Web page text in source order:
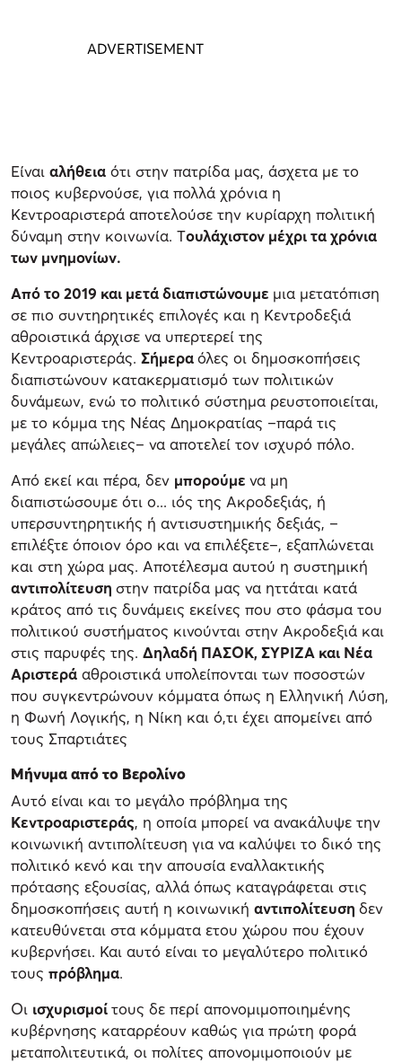
Είναι αλήθεια ότι στην πατρίδα μας, άσχετα με το
ποιος κυβερνούσε, για πολλά χρόνια η
Κεντροαριστερά αποτελούσε την κυρίαρχη πολιτική
δύναμη στην κοινωνία. Τουλάχιστον μέχρι τα χρόνια
των μνημονίων.
Από το 2019 και μετά διαπιστώνουμε μια μετατόπιση
σε πιο συντηρητικές επιλογές και η Κεντροδεξιά
αθροιστικά άρχισε να υπερτερεί της
Κεντροαριστεράς. Σήμεραόλες οι δημοσκοπήσεις
διαπιστώνουν κατακερματισμό των πολιτικών
δυνάμεων, ενώ το πολιτικό σύστημα ρευστοποιείται,
με το κόμμα της Νέας Δημοκρατίας –παρά τις
μεγάλες απώλειες– να αποτελεί τον ισχυρό πόλο.
Από εκεί και πέρα, δεν μπορούμε να μη
διαπιστώσουμε ότι ο... ιός της Ακροδεξιάς, ή
υπερσυντηρητικής ή αντισυστημικής δεξιάς, –
επιλέξτε όποιον όρο και να επιλέξετε–, εξαπλώνεται
και στη χώρα μας. Αποτέλεσμα αυτού η συστημική
αντιπολίτευση στην πατρίδα μας να ηττάται κατά
κράτος από τις δυνάμεις εκείνες που στο φάσμα του
πολιτικού συστήματος κινούνται στην Ακροδεξιά και
στις παρυφές της. Δηλαδή ΠΑΣΟΚ, ΣΥΡΙΖΑ και Νέα
Αριστερά αθροιστικά υπολείπονται των ποσοστών
που συγκεντρώνουν κόμματα όπως η Ελληνική Λύση,
η Φωνή Λογικής, η Νίκη και ό,τι έχει απομείνει από
τους Σπαρτιάτες
Μήνυμα από το Βερολίνο
Αυτό είναι και το μεγάλο πρόβλημα της
Κεντροαριστεράς, η οποία μπορεί να ανακάλυψε την
κοινωνική αντιπολίτευση για να καλύψει το δικό της
πολιτικό κενό και την απουσία εναλλακτικής
πρότασης εξουσίας, αλλά όπως καταγράφεται στις
δημοσκοπήσεις αυτή η κοινωνική αντιπολίτευση δεν
κατευθύνεται στα κόμματα ετου χώρου που έχουν
κυβερνήσει. Και αυτό είναι το μεγαλύτερο πολιτικό
τους πρόβλημα.
Οι ισχυρισμοίτους δε περί απονομιμοποιημένης
κυβέρνησης καταρρέουν καθώς για πρώτη φορά
μεταπολιτευτικά, οι πολίτες απονομιμοποιούν με